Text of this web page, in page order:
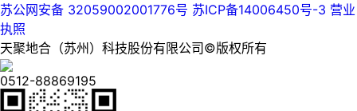
苏公网安备 32059002001776号 苏ICP备14006450号-3 营业
执照
天聚地合（苏州）科技股份有限公司©版权所有
0512-88869195